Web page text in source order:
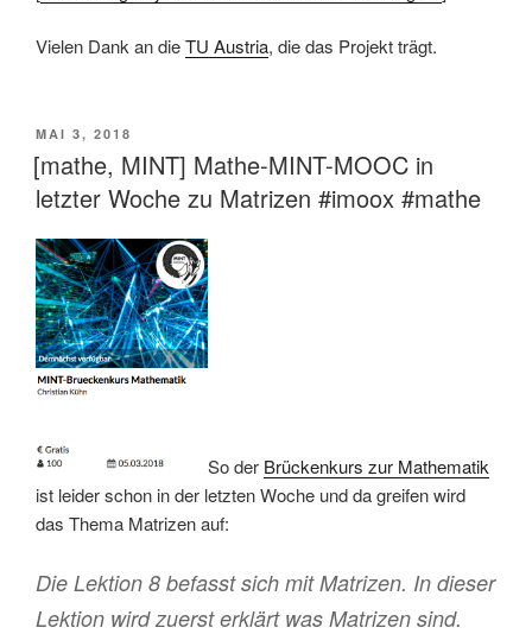
Vielen Dank an dieTU Austria, die das Projekt trägt.
VERÖFFENTLICHT
AM
MAI 3, 2018
[mathe, MINT] Mathe-MINT-MOOC in
letzter Woche zu Matrizen #imoox #mathe
So der Brückenkurs zur Mathematik
ist leider schon in der letzten Woche und da greifen wird
das Thema Matrizen auf:
Die Lektion 8 befasst sich mit Matrizen. In dieser
Lektion wird zuerst erklärt was Matrizen sind.